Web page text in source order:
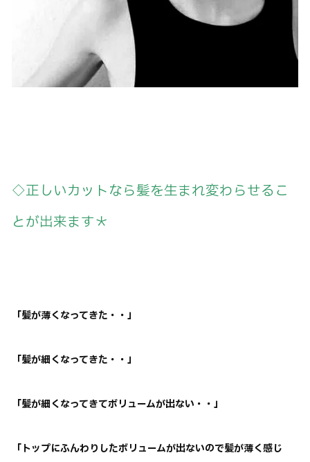
◇正しいカットなら髪を生まれ変わらせるこ
とが出来ます＊
「髪が薄くなってきた・・」
「髪が細くなってきた・・」
「髪が細くなってきてボリュームが出ない・・」
「トップにふんわりしたボリュームが出ないので髪が薄く感じ